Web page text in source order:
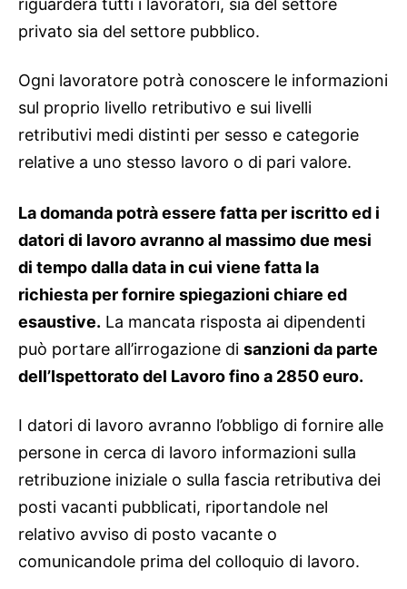
riguarderà tutti i lavoratori, sia del settore
privato sia del settore pubblico.
Ogni lavoratore potrà conoscere le informazioni
sul proprio livello retributivo e sui livelli
retributivi medi distinti per sesso e categorie
relative a uno stesso lavoro o di pari valore.
La domanda potrà essere fatta per iscritto ed i
datori di lavoro avranno al massimo due mesi
di tempo dalla data in cui viene fatta la
richiesta per fornire spiegazioni chiare ed
esaustive. La mancata risposta ai dipendenti
può portare all’irrogazione di sanzioni da parte
dell’Ispettorato del Lavoro fino a 2850 euro.
I datori di lavoro avranno l’obbligo di fornire alle
persone in cerca di lavoro informazioni sulla
retribuzione iniziale o sulla fascia retributiva dei
posti vacanti pubblicati, riportandole nel
relativo avviso di posto vacante o
comunicandole prima del colloquio di lavoro.